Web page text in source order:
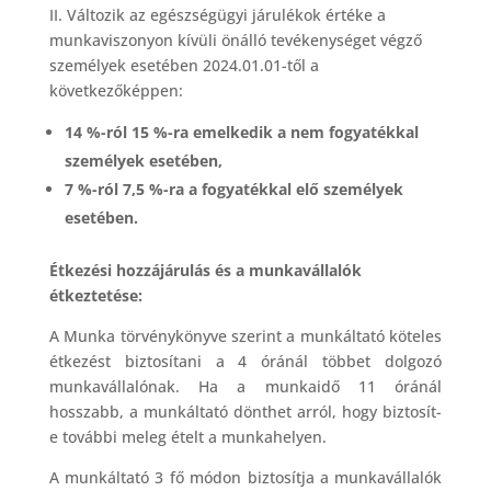
II. Változik az egészségügyi járulékok értéke a
munkaviszonyon kívüli önálló tevékenységet végző
személyek esetében 2024.01.01-től a
következőképpen:
14 %-ról 15 %-ra emelkedik a nem fogyatékkal
személyek esetében,
7 %-ról 7,5 %-ra a fogyatékkal elő személyek
esetében.
Étkezési hozzájárulás és a munkavállalók
étkeztetése:
A Munka törvénykönyve szerint a munkáltató köteles
étkezést biztosítani a 4 óránál többet dolgozó
munkavállalónak. Ha a munkaidő 11 óránál
hosszabb, a munkáltató dönthet arról, hogy biztosít-
e további meleg ételt a munkahelyen.
A munkáltató 3 fő módon biztosítja a munkavállalók